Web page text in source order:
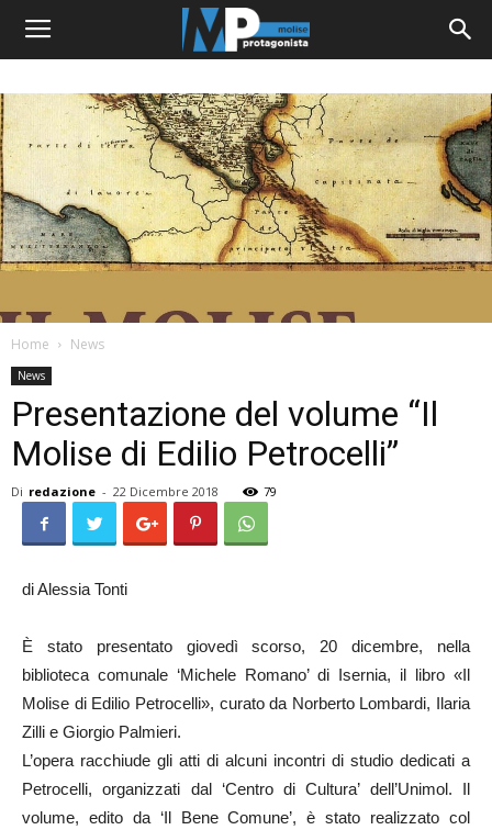
Home News
News
Presentazione del volume “Il
Molise di Edilio Petrocelli”
Di redazione - 22 Dicembre 2018 79
di Alessia Tonti
È stato presentato giovedì scorso, 20 dicembre, nella
biblioteca comunale ‘Michele Romano’ di Isernia, il libro «Il
Molise di Edilio Petrocelli», curato da Norberto Lombardi, Ilaria
Zilli e Giorgio Palmieri.
L’opera racchiude gli atti di alcuni incontri di studio dedicati a
Petrocelli, organizzati dal ‘Centro di Cultura’ dell’Unimol. Il
volume, edito da ‘Il Bene Comune’, è stato realizzato col